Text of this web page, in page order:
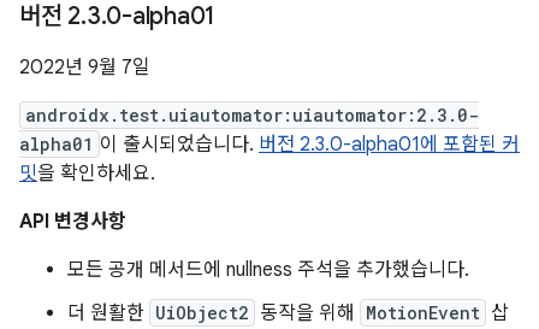
버전 2.3.0-alpha01
2022년 9월 7일
androidx.test.uiautomator:uiautomator:2.3.0-
alpha01 이 출시되었습니다. 버전 2.3.0-alpha01에 포함된 커
밋을 확인하세요.
API 변경사항
모든 공개 메서드에 nullness 주석을 추가했습니다.
더 원활한 UiObject2 동작을 위해 MotionEvent 삽